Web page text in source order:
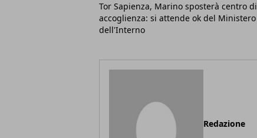
Tor Sapienza, Marino sposterà centro di
accoglienza: si attende ok del Ministero
dell'Interno
Redazione